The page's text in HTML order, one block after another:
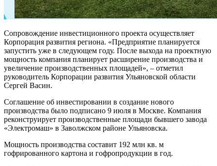
Сопровождение инвестиционного проекта осуществляет
Корпорация развития региона. «Предприятие планируется
запустить уже в следующем году. После выхода на проектную
мощность компания планирует расширение производства и
увеличение производственных площадей», – отметил
руководитель Корпорации развития Ульяновской области
Сергей Васин.
Соглашение об инвестировании в создание нового
производства было подписано 9 июля в Москве. Компания
реконструирует производственные площади бывшего завода
«Электромаш» в Заволжском районе Ульяновска.
Мощность производства составит 192 млн кв. м
гофрированного картона и гофропродукции в год.